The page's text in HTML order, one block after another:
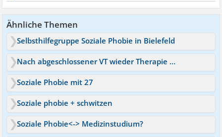
Ähnliche Themen
Selbsthilfegruppe Soziale Phobie in Bielefeld
Nach abgeschlossener VT wieder Therapie gegen Soziale Phobie
Soziale Phobie mit 27
Soziale phobie + schwitzen
Soziale Phobie<-> Medizinstudium?